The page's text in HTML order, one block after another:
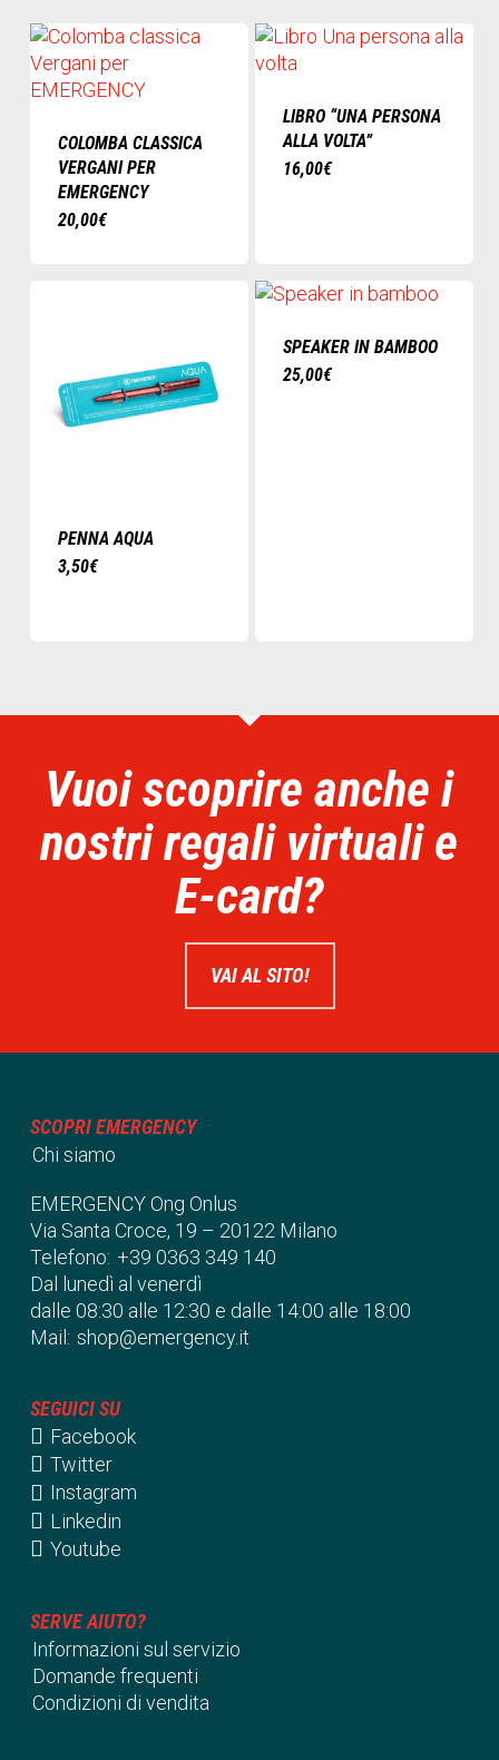
COLOMBA CLASSICA
VERGANI PER
EMERGENCY
20,00€
LIBRO “UNA PERSONA
ALLA VOLTA”
16,00€
PENNA AQUA
3,50€
SPEAKER IN BAMBOO
25,00€
Vuoi scoprire anche i
nostri regali virtuali e
E-card?
VAI AL SITO!
SCOPRI EMERGENCY
Chi siamo
EMERGENCY Ong Onlus
Via Santa Croce, 19 – 20122 Milano
Telefono: +39 0363 349 140
Dal lunedì al venerdì
dalle 08:30 alle 12:30 e dalle 14:00 alle 18:00
Mail: shop@emergency.it
SEGUICI SU
Facebook
Twitter
Instagram
Linkedin
Youtube
SERVE AIUTO?
Informazioni sul servizio
Domande frequenti
Condizioni di vendita